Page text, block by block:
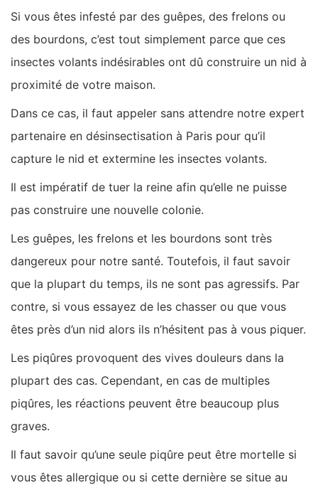
Si vous êtes infesté par des guêpes, des frelons ou
des bourdons, c’est tout simplement parce que ces
insectes volants indésirables ont dû construire un nid à
proximité de votre maison.
Dans ce cas, il faut appeler sans attendre notre expert
partenaire en désinsectisation à Paris pour qu’il
capture le nid et extermine les insectes volants.
Il est impératif de tuer la reine afin qu’elle ne puisse
pas construire une nouvelle colonie.
Les guêpes, les frelons et les bourdons sont très
dangereux pour notre santé. Toutefois, il faut savoir
que la plupart du temps, ils ne sont pas agressifs. Par
contre, si vous essayez de les chasser ou que vous
êtes près d’un nid alors ils n’hésitent pas à vous piquer.
Les piqûres provoquent des vives douleurs dans la
plupart des cas. Cependant, en cas de multiples
piqûres, les réactions peuvent être beaucoup plus
graves.
Il faut savoir qu’une seule piqûre peut être mortelle si
vous êtes allergique ou si cette dernière se situe au